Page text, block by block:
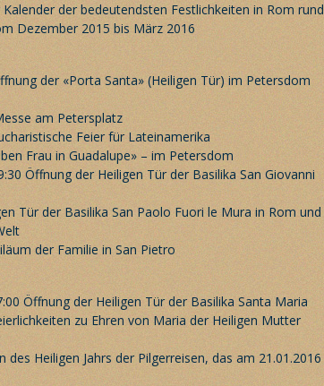
der bedeutendsten Festlichkeiten in Rom rund
Dezember 2015 bis März 2016
der «Porta Santa» (Heiligen Tür) im Petersdom
am Petersplatz
Feier für Lateinamerika
Frau in Guadalupe» – im Petersdom
Öffnung der Heiligen Tür der Basilika San Giovanni
Tür der Basilika San Paolo Fuori le Mura in Rom und
der Familie in San Pietro
Öffnung der Heiligen Tür der Basilika Santa Maria
zu Ehren von Maria der Heiligen Mutter
des Heiligen Jahrs der Pilgerreisen, das am 21.01.2016